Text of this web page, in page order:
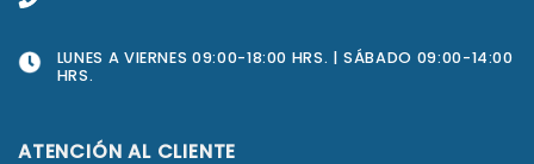
LUNES A VIERNES 09:00-18:00 HRS. | SÁBADO 09:00-14:00
HRS.
ATENCIÓN AL CLIENTE